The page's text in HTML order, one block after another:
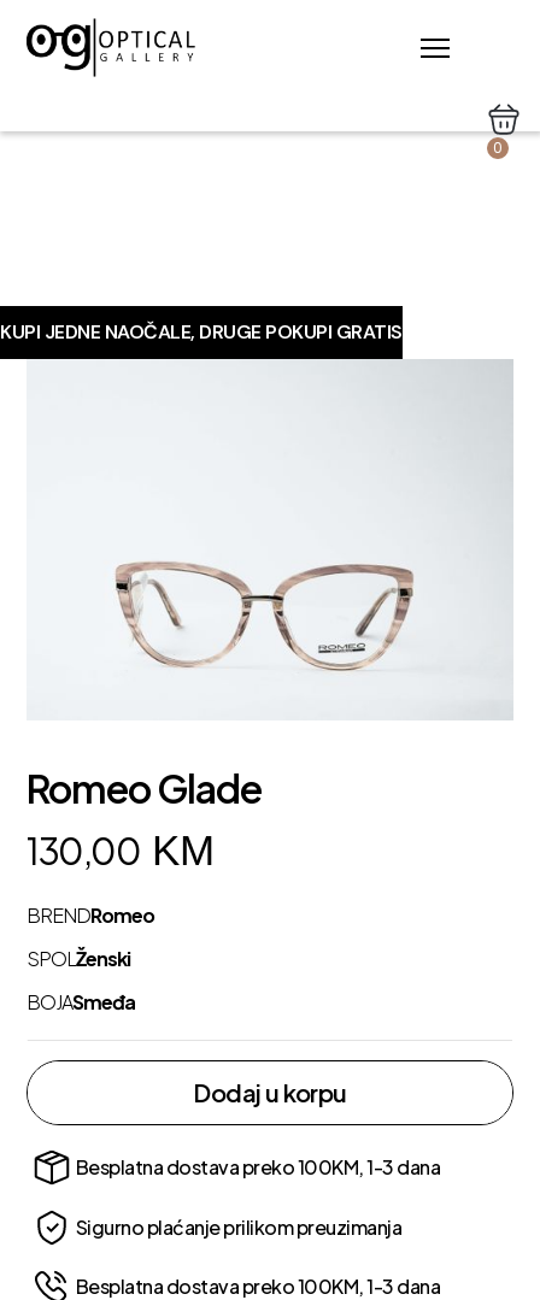
0
KUPI JEDNE NAOČALE, DRUGE POKUPI GRATIS
Romeo Glade
130,00 KM
BRENDRomeo
SPOLŽenski
BOJASmeđa
Dodaj u korpu
Besplatna dostava preko 100KM, 1-3 dana
Sigurno plaćanje prilikom preuzimanja
Besplatna dostava preko 100KM, 1-3 dana